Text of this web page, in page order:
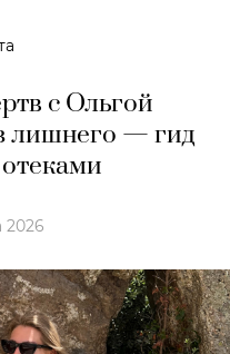
с Ольгой
лишнего — гид
2026